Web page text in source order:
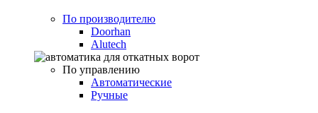
По производителю
Doorhan
Alutech
По управлению
Автоматические
Ручные